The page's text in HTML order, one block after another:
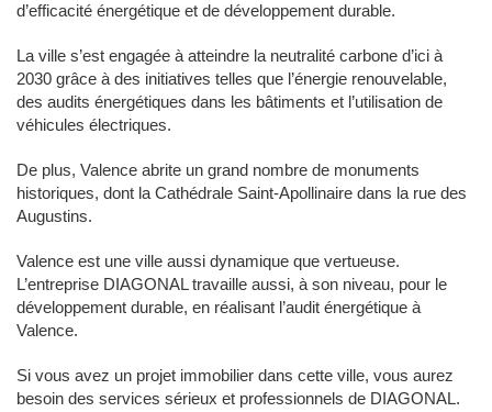
d’efficacité énergétique et de développement durable.
La ville s’est engagée à atteindre la neutralité carbone d’ici à
2030 grâce à des initiatives telles que l’énergie renouvelable,
des audits énergétiques dans les bâtiments et l’utilisation de
véhicules électriques.
De plus, Valence abrite un grand nombre de monuments
historiques, dont la Cathédrale Saint-Apollinaire dans la rue des
Augustins.
Valence est une ville aussi dynamique que vertueuse.
L’entreprise DIAGONAL travaille aussi, à son niveau, pour le
développement durable, en réalisant l’audit énergétique à
Valence.
Si vous avez un projet immobilier dans cette ville, vous aurez
besoin des services sérieux et professionnels de DIAGONAL.